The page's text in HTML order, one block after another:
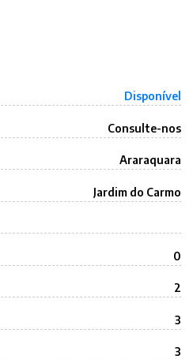
Disponível
Consulte-nos
Araraquara
Jardim do Carmo
0
2
3
3